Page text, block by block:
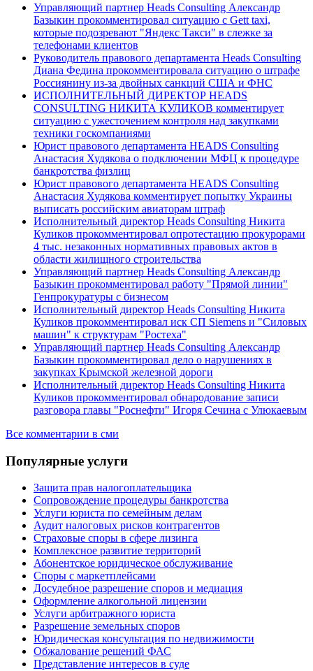
Управляющий партнер Heads Consulting Александр
Базыкин прокомментировал ситуацию с Gett taxi,
которые подозревают "Яндекс Такси" в слежке за
телефонами клиентов
Руководитель правового департамента Heads Consulting
Диана Федина прокомментировала ситуацию о штрафе
Россиянину из-за двойных санкций США и ФНС
ИСПОЛНИТЕЛЬНЫЙ ДИРЕКТОР HEADS
CONSULTING НИКИТА КУЛИКОВ комментирует
ситуацию с ужесточением контроля над закупками
техники госкомпаниями
Юрист правового департамента HEADS Consulting
Анастасия Худякова о подключении МФЦ к процедуре
банкротства физлиц
Юрист правового департамента HEADS Consulting
Анастасия Худякова комментирует попытку Украины
выписать российским авиаторам штраф
Исполнительный директор Heads Consulting Никита
Куликов прокомментировал опротестацию прокурорами
4 тыс. незаконных нормативных правовых актов в
области жилищного строительства
Управляющий партнер Heads Consulting Александр
Базыкин прокомментировал работу "Прямой линии"
Генпрокуратуры с бизнесом
Исполнительный директор Heads Consulting Никита
Куликов прокомментировал иск СП Siemens и "Силовых
машин" к структурам "Ростеха"
Управляющий партнер Heads Consulting Александр
Базыкин прокомментировал дело о нарушениях в
закупках Крымской железной дороги
Исполнительный директор Heads Consulting Никита
Куликов прокомментировал обнародование записи
разговора главы "Роснефти" Игоря Сечина с Улюкаевым
Все комментарии в сми
Популярные услуги
Защита прав налогоплательщика
Сопровождение процедуры банкротства
Услуги юриста по семейным делам
Аудит налоговых рисков контрагентов
Страховые споры в сфере лизинга
Комплексное развитие территорий
Абонентское юридическое обслуживание
Споры с маркетплейсами
Досудебное разрешение споров и медиация
Оформление алкогольной лицензии
Услуги арбитражного юриста
Разрешение земельных споров
Юридическая консультация по недвижимости
Обжалование решений ФАС
Представление интересов в суде